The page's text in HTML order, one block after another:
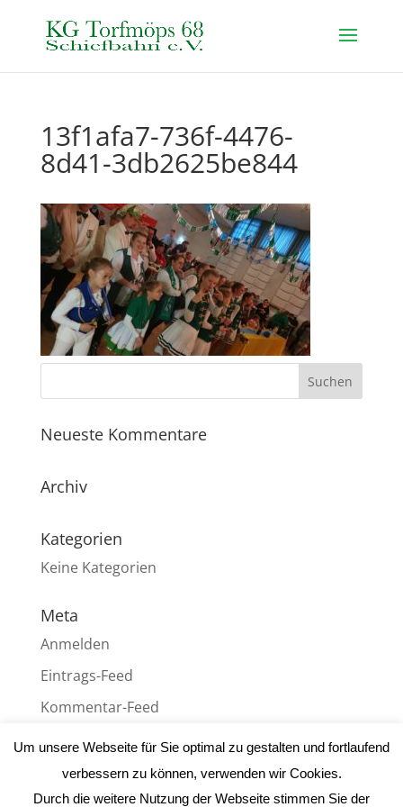
13f1afa7-736f-4476-
8d41-3db2625be844
Neueste Kommentare
Archiv
Kategorien
Keine Kategorien
Meta
Anmelden
Eintrags-Feed
Kommentar-Feed
WordPress.org
Um unsere Webseite für Sie optimal zu gestalten und fortlaufend
verbessern zu können, verwenden wir Cookies.
Durch die weitere Nutzung der Webseite stimmen Sie der